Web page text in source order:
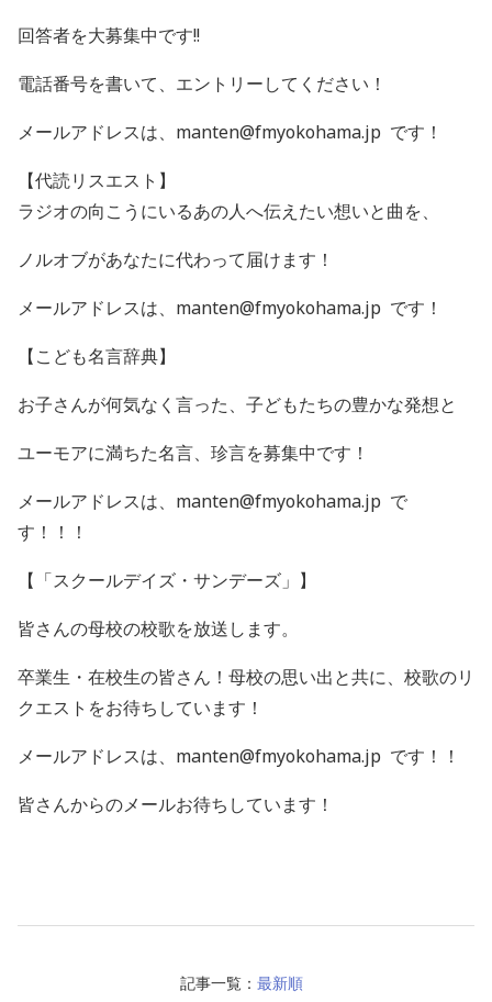
回答者を大募集中です!!
電話番号を書いて、エントリーしてください！
メールアドレスは、manten@fmyokohama.jp です！
【代読リスエスト】
ラジオの向こうにいるあの人へ伝えたい想いと曲を、
ノルオブがあなたに代わって届けます！
メールアドレスは、manten@fmyokohama.jp です！
【こども名言辞典】
お子さんが何気なく言った、子どもたちの豊かな発想と
ユーモアに満ちた名言、珍言を募集中です！
メールアドレスは、manten@fmyokohama.jp で
す！！！
【「スクールデイズ・サンデーズ」】
皆さんの母校の校歌を放送します。
卒業生・在校生の皆さん！母校の思い出と共に、校歌のリ
クエストをお待ちしています！
メールアドレスは、manten@fmyokohama.jp です！！
皆さんからのメールお待ちしています！
記事一覧： 最新順